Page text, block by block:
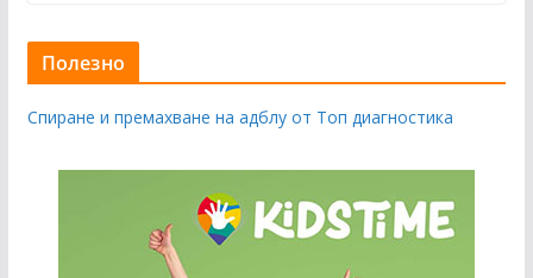
Полезно
Спиране и премахване на адблу от Топ диагностика